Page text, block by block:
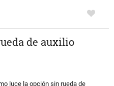
de auxilio
luce la opción sin rueda de